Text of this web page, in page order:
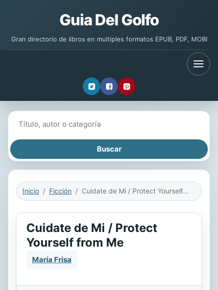
Guia Del Golfo
Gran directorio de libros en multiples formatos EPUB, PDF, MOBI
Inicio Ficción Cuidate de Mi / Protect Yourself from Me
Cuidate de Mi / Protect
Yourself from Me
María Frisa